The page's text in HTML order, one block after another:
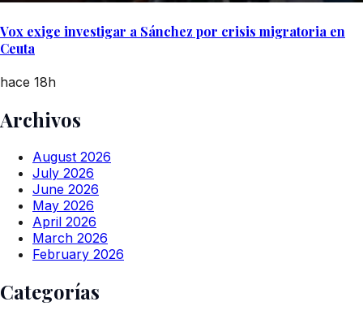
Vox exige investigar a Sánchez por crisis migratoria en
Ceuta
hace 18h
Archivos
August 2026
July 2026
June 2026
May 2026
April 2026
March 2026
February 2026
Categorías